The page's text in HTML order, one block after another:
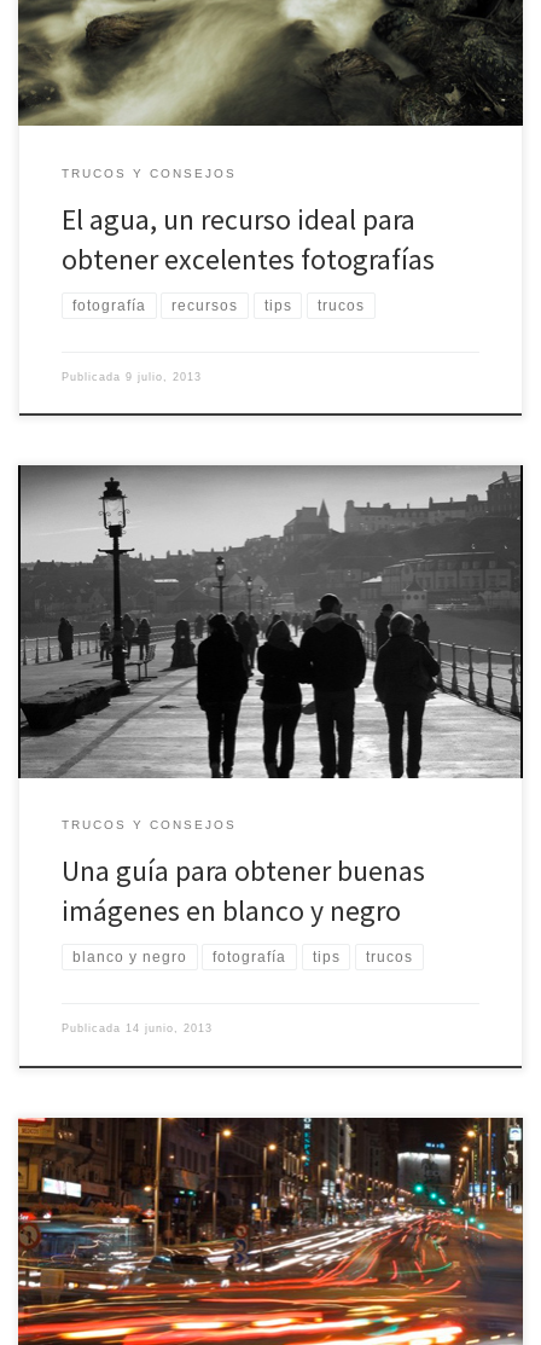
determinados lugares para que las fotos con el agua se tornen […]
TRUCOS Y CONSEJOS
El agua, un recurso ideal para
obtener excelentes fotografías
fotografía recursos tips trucos
Publicada 9 julio, 2013
Las imágenes en blanco y negro parecen florecer como una
buena alternativa entre los aficionados y profesionales para
plasmar sujetos, paisajes y también objetos diversos. Una de las
cuestiones positivas de las fotografías acromáticas es que generan
una imagen con fuerza de un sujeto que para las fotos en color
[…]
TRUCOS Y CONSEJOS
Una guía para obtener buenas
imágenes en blanco y negro
blanco y negro fotografía tips trucos
Publicada 14 junio, 2013
Las fotografías de movimientos pueden resultar atractivas pero
hay que saber dominar las técnicas para tomar imágenes de
acción y que se plasmen con la mejor claridad posible. Capturar
imágenes en movimiento se puede hacer mediante dos
opciones: tomar una foto borrosa para dar el aspecto del
movimiento o sino […]